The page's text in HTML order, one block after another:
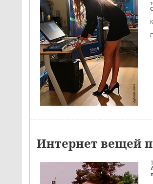
Интернет вещей